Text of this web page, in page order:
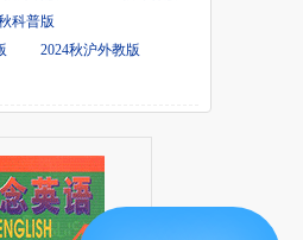
科普版
2024秋沪外教版